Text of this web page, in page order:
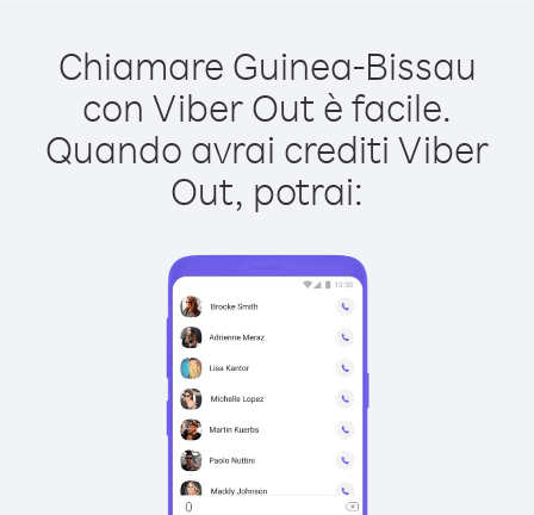
Chiamare Guinea-Bissau
con Viber Out è facile.
Quando avrai crediti Viber
Out, potrai: